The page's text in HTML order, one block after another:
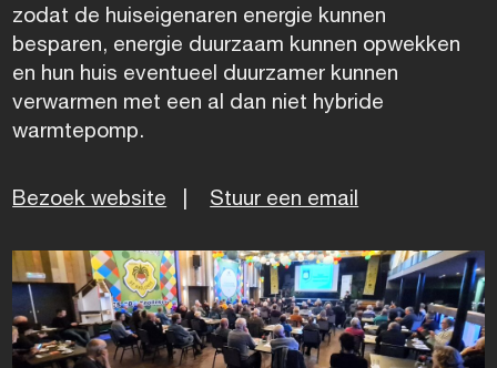
zodat de huiseigenaren energie kunnen
besparen, energie duurzaam kunnen opwekken
en hun huis eventueel duurzamer kunnen
verwarmen met een al dan niet hybride
warmtepomp.
Bezoek website | Stuur een email